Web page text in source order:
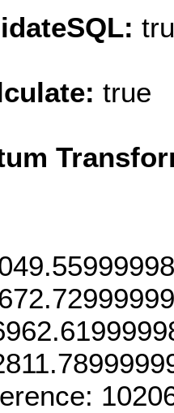
true